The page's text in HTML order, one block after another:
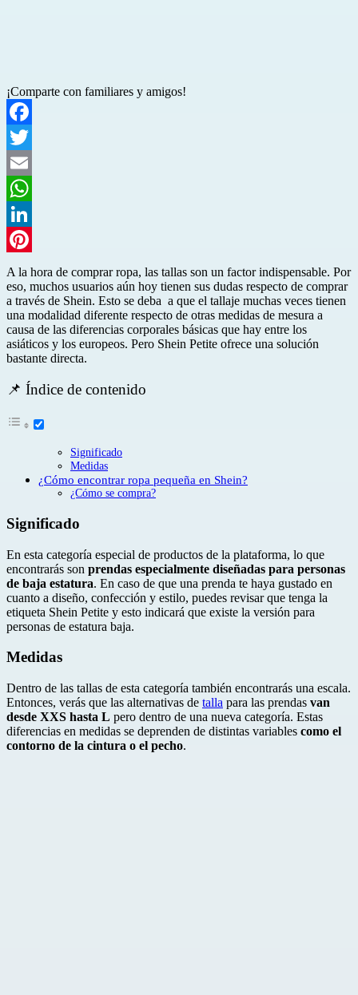
¡Comparte con familiares y amigos!
Facebook
Twitter
Email
WhatsApp
LinkedIn
Pinterest
A la hora de comprar ropa, las tallas son un factor indispensable. Por
eso, muchos usuarios aún hoy tienen sus dudas respecto de comprar
a través de Shein. Esto se deba a que el tallaje muchas veces tienen
una modalidad diferente respecto de otras medidas de mesura a
causa de las diferencias corporales básicas que hay entre los
asiáticos y los europeos. Pero Shein Petite ofrece una solución
bastante directa.
📌 Índice de contenido
Significado
Medidas
¿Cómo encontrar ropa pequeña en Shein?
¿Cómo se compra?
Significado
En esta categoría especial de productos de la plataforma, lo que
encontrarás son prendas especialmente diseñadas para personas
de baja estatura. En caso de que una prenda te haya gustado en
cuanto a diseño, confección y estilo, puedes revisar que tenga la
etiqueta Shein Petite y esto indicará que existe la versión para
personas de estatura baja.
Medidas
Dentro de las tallas de esta categoría también encontrarás una escala.
Entonces, verás que las alternativas de talla para las prendas van
desde XXS hasta L pero dentro de una nueva categoría. Estas
diferencias en medidas se deprenden de distintas variables como el
contorno de la cintura o el pecho.